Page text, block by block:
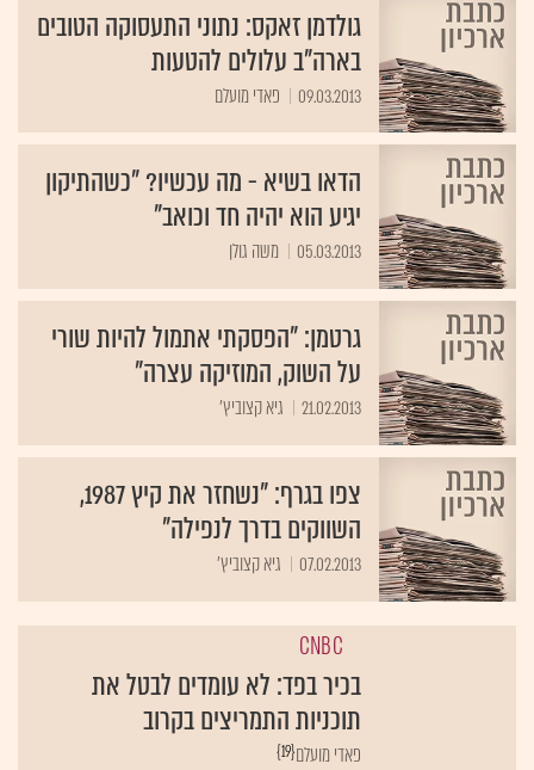
גולדמן זאקס: נתוני התעסוקה הטובים
בארה"ב עלולים להטעות
09.03.2013 פאדי מועלם
הדאו בשיא - מה עכשיו? "כשהתיקון
יגיע הוא יהיה חד וכואב"
05.03.2013 משה גולן
גרטמן: "הפסקתי אתמול להיות שורי
על השוק, המוזיקה עצרה"
21.02.2013 גיא קצוביץ'
צפו בגרף: "נשחזר את קיץ 1987,
השווקים בדרך לנפילה"
07.02.2013 גיא קצוביץ'
CNBC
בכיר בפד: לא עומדים לבטל את
תוכניות התמריצים בקרוב
{19}פאדי מועלם